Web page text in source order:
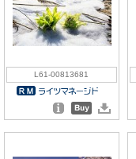
L61-00813681